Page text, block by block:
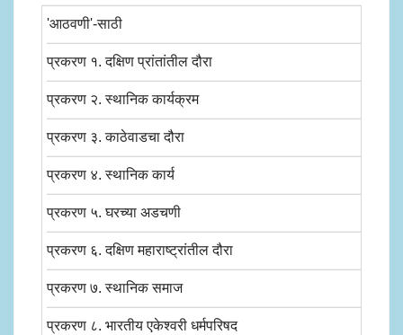
'आठवणी'-साठी
प्रकरण १. दक्षिण प्रांतांतील दौरा
प्रकरण २. स्थानिक कार्यक्रम
प्रकरण ३. काठेवाडचा दौरा
प्रकरण ४. स्थानिक कार्य
प्रकरण ५. घरच्या अडचणी
प्रकरण ६. दक्षिण महाराष्ट्रांतील दौरा
प्रकरण ७. स्थानिक समाज
प्रकरण ८. भारतीय एकेश्वरी धर्मपरिषद